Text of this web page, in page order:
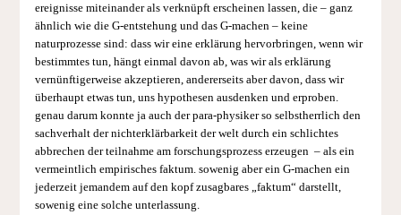
ereignisse miteinander als verknüpft erscheinen lassen, die – ganz
ähnlich wie die G-entstehung und das G-machen – keine
naturprozesse sind: dass wir eine erklärung hervorbringen, wenn wir
bestimmtes tun, hängt einmal davon ab, was wir als erklärung
vernünftigerweise akzeptieren, andererseits aber davon, dass wir
überhaupt etwas tun, uns hypothesen ausdenken und erproben.
genau darum konnte ja auch der para-physiker so selbstherrlich den
sachverhalt der nicht­erklärbarkeit der welt durch ein schlichtes
abbrechen der teilnahme am forschungsprozess erzeugen – als ein
vermeintlich empirisches faktum. sowenig aber ein G-machen ein
jederzeit jemandem auf den kopf zusagbares „faktum“ darstellt,
sowenig eine solche unterlassung.